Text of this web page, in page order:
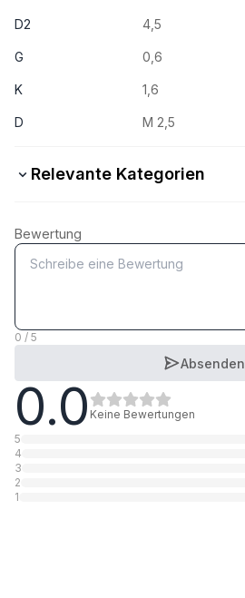
D2 4,5
G 0,6
K 1,6
D M 2,5
Relevante Kategorien
Stahl verzinkt
1 Kategorie
A4 rostfrei
1 Kategorie
Bewertung
0 / 5
Absenden
0.0 Keine Bewertungen
5
4
3
2
1